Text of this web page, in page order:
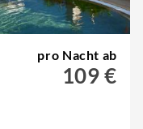
pro Nacht ab
109 €